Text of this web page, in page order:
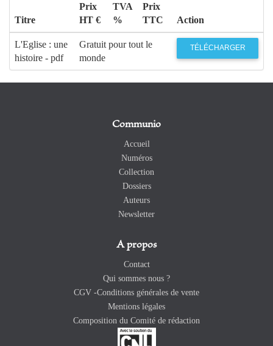
Titre
Prix
HT €
TVA
%
Prix
TTC
Action
L'Eglise : une
histoire - pdf
Gratuit pour tout le
monde
TÉLÉCHARGER
Communio
Accueil
Numéros
Collection
Dossiers
Auteurs
Newsletter
A propos
Contact
Qui sommes nous ?
CGV -Conditions générales de vente
Mentions légales
Composition du Comité de rédaction